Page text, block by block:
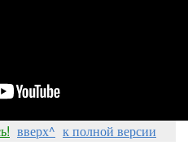
вверх^ к полной версии